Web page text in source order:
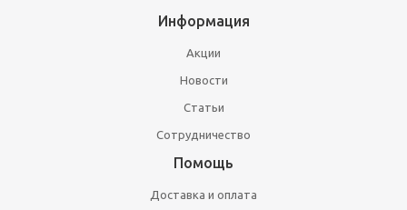
Информация
Акции
Новости
Статьи
Сотрудничество
Помощь
Доставка и оплата